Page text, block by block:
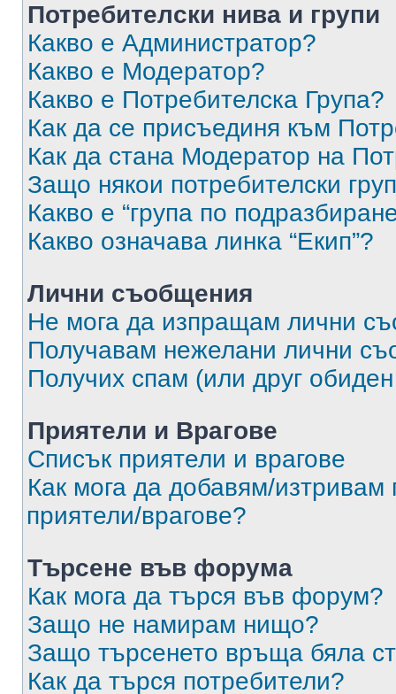
Потребителски нива и групи
Какво е Администратор?
Какво е Модератор?
Какво е Потребителска Група?
Как да се присъединя към
Как да стана Модератор на
Защо някои потребителски
Какво е “група по
Какво означава линка “Екип”?
Лични съобщения
Не мога да изпращам лични
Получавам нежелани лични
Получих спам (или друг
Приятели и Врагове
Списък приятели и врагове
Как мога да добавям/изтривам
приятели/врагове?
Търсене във форума
Как мога да търся във форум?
Защо не намирам нищо?
Защо търсенето връща бяла
Как да търся потребители?